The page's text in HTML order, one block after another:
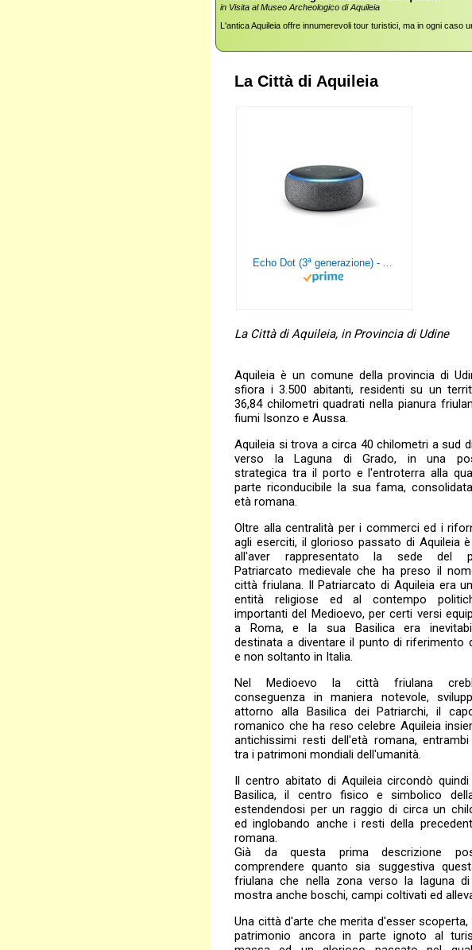
in Visita al Museo Archeologico di Aquileia
L'antica Aquileia offre innumerevoli tour turistici, ma in ogni caso
La Città di Aquileia
Echo Dot (3ª generazione) - Altoparlante intelligente con integrazione Alexa - Tessuto antracite
La Città di Aquileia, in Provincia di Udine
Aquileia è un comune della provincia di
sfiora i 3.500 abitanti, residenti su un
36,84 chilometri quadrati nella pianura
fiumi Isonzo e Aussa.
Aquileia si trova a circa 40 chilometri a sud
verso la Laguna di Grado, in una
strategica tra il porto e l'entroterra alla
parte riconducibile la sua fama,
età romana.
Oltre alla centralità per i commerci ed i
agli eserciti, il glorioso passato di Aquileia
all'aver rappresentato la sede del
Patriarcato medievale che ha preso il
città friulana. Il Patriarcato di Aquileia era
entità religiose ed al contempo
importanti del Medioevo, per certi versi
a Roma, e la sua Basilica era
destinata a diventare il punto di riferimento
e non soltanto in Italia.
Nel Medioevo la città friulana
conseguenza in maniera notevole,
attorno alla Basilica dei Patriarchi, il
romanico che ha reso celebre Aquileia
antichissimi resti dell'età romana,
tra i patrimoni mondiali dell'umanità.
Il centro abitato di Aquileia circondò
Basilica, il centro fisico e simbolico
estendendosi per un raggio di circa un
ed inglobando anche i resti della
romana.
Già da questa prima descrizione
comprendere quanto sia suggestiva
friulana che nella zona verso la laguna di
mostra anche boschi, campi coltivati ed
Una città d'arte che merita d'esser scoperta,
patrimonio ancora in parte ignoto al